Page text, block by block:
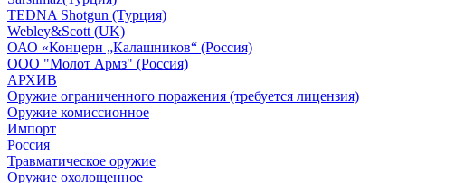
TEDNA Shotgun (Турция)
Webley&Scott (UK)
ОАО «Концерн „Калашников“ (Россия)
ООО "Молот Армз" (Россия)
АРХИВ
Оружие ограниченного поражения (требуется лицензия)
Оружие комиссионное
Импорт
Россия
Травматическое оружие
Оружие охолощенное